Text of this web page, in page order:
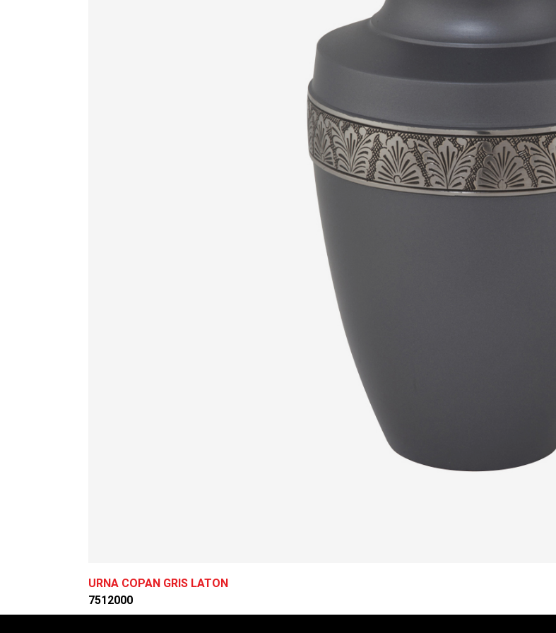
URNA COPAN GRIS LATON
7512000